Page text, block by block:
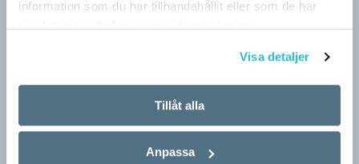
information som du har tillhandahållit eller som de har
Visa detaljer
Tillåt alla
Anpassa
– ungefär så sa den brittiske språkvetaren John Rupert Firth